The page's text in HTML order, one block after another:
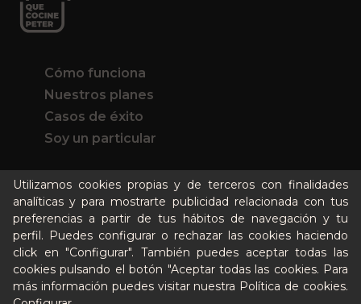
Utilizamos cookies propias y de terceros con finalidades
analíticas y para mostrarte publicidad relacionada con tus
preferencias a partir de tus hábitos de navegación y tu
perfil. Puedes configurar o rechazar las cookies haciendo
click en "Configurar". También puedes aceptar todas las
cookies pulsando el botón "Aceptar todas las cookies. Para
más información puedes visitar nuestra Política de cookies.
Cómo funciona
Nuestros planes
Casos de éxito
Soy un particular
Quién es Peter
Recursos / Blog
Cultura
Llámanos al 644 52 51 02
Escríbenos al Whatsapp
Escríbenos al correo
De lunes a viernes de 8:30 a 14:00